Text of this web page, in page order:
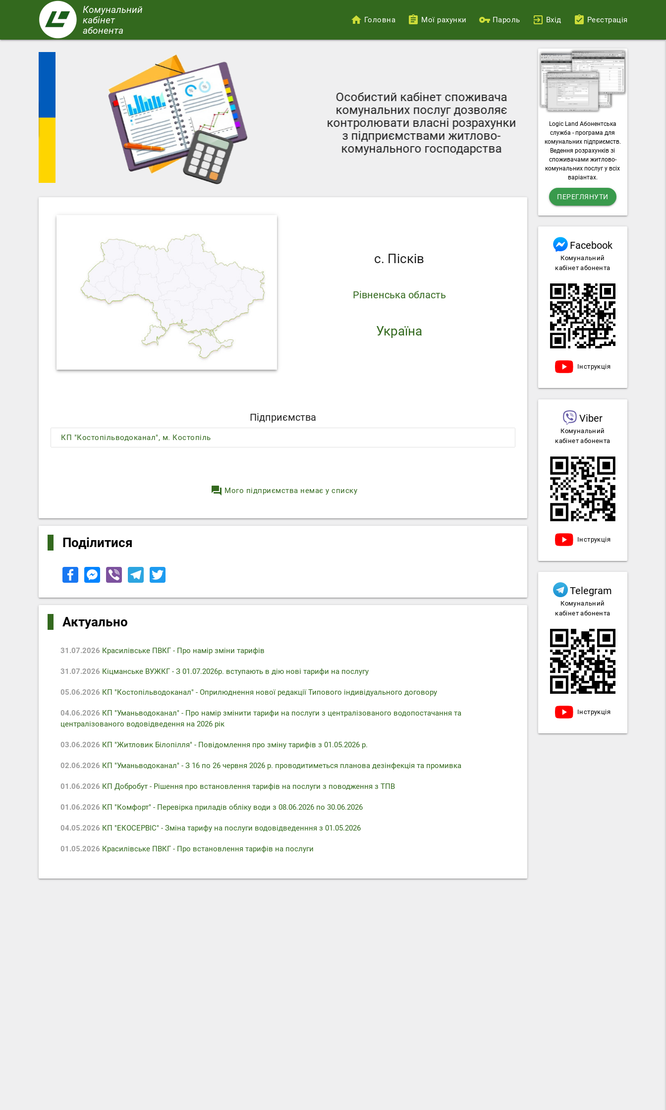
вмісту
Комунальний
кабінет
абонента
Головна Мої рахунки Пароль Вхід Реєстрація
Особистий кабінет споживача
комунальних послуг дозволяє
контролювати власні розрахунки
з підприємствами житлово-
комунального господарства
Ваш
можливості
лічильників,
комунальні
завантажувати
с. Пісків
Рівненська область
Україна
Підприємства
КП "Костопільводоканал", м. Костопіль
question_answer Мого підприємства немає у списку
Поділитися
Актуально
31.07.2026 Красилівське ПВКГ - Про намір зміни тарифів
31.07.2026 Кіцманське ВУЖКГ - З 01.07.2026р. вступають в дію нові тарифи на послугу
05.06.2026 КП "Костопільводоканал" - Оприлюднення нової редакції Типового індивідуального договору
04.06.2026 КП "Уманьводоканал" - Про намір змінити тарифи на послуги з централізованого водопостачання та
централізованого водовідведення на 2026 рік
03.06.2026 КП "Житловик Білопілля" - Повідомлення про зміну тарифів з 01.05.2026 р.
02.06.2026 КП "Уманьводоканал" - З 16 по 26 червня 2026 р. проводитиметься планова дезінфекція та промивка
01.06.2026 КП Добробут - Pішення про встановлення тарифів на послуги з поводження з ТПВ
01.06.2026 КП "Комфорт" - Перевірка приладів обліку води з 08.06.2026 по 30.06.2026
04.05.2026 КП "ЕКОСЕРВІС" - Зміна тарифу на послуги водовідведенння з 01.05.2026
01.05.2026 Красилівське ПВКГ - Про встановлення тарифів на послуги
Logic Land Абонентська
служба - програма для
комунальних підприємств.
Ведення розрахунків зі
споживачами житлово-
комунальних послуг у всіх
варіантах.
ПЕРЕГЛЯНУТИ
Facebook
Комунальний
кабінет абонента
Інструкція
Viber
Комунальний
кабінет абонента
Інструкція
Telegram
Комунальний
кабінет абонента
Інструкція